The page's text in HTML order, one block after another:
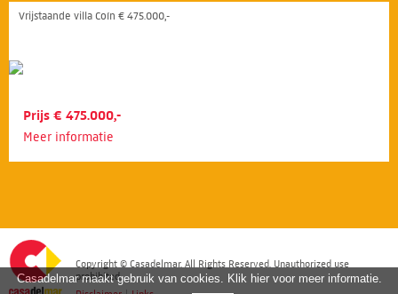
Vrijstaande villa Coín € 475.000,-
Prijs € 475.000,-
Meer informatie
Copyright © Casadelmar. All Rights Reserved. Unauthorized use
prohibited.
Casadelmar maakt gebruik van cookies. Klik hier voor meer informatie.